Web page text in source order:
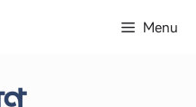
Menu